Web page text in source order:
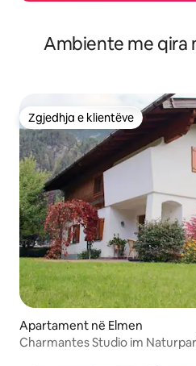
Ambiente me qira
Zgjedhja e klientëve
Zgjedhja e klientëve
Apartament në Elmen
Charmantes Studio im